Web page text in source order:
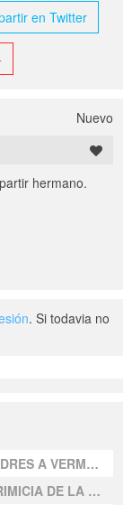
en Twitter
Nuevo
hermano.
. Si todavia no
(2), Faustino Martínez
NUESTRA, Faustino Martínez